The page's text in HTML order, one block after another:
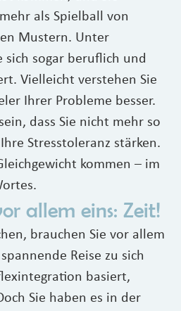
als Spielball von
Mustern. Unter
sich sogar beruflich und
Vielleicht verstehen Sie
Ihrer Probleme besser.
dass Sie nicht mehr so
Stresstoleranz stärken.
kommen – im
allem eins: Zeit!
brauchen Sie vor allem
Reise zu sich
basiert,
Sie haben es in der